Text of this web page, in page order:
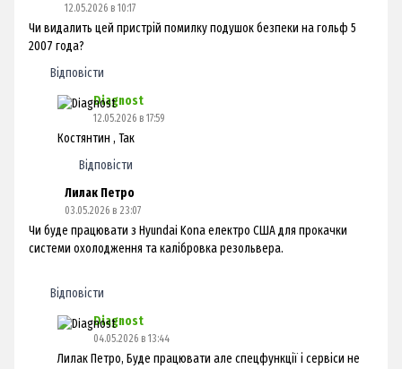
12.05.2026 в 10:17
Чи видалить цей пристрій помилку подушок безпеки на гольф 5
2007 года?
Відповісти
Diagnost
12.05.2026 в 17:59
Костянтин , Так
Відповісти
Лилак Петро
03.05.2026 в 23:07
Чи буде працювати з Hyundai Kona електро США для прокачки
системи охолодження та калібровка резольвера.
Відповісти
Diagnost
04.05.2026 в 13:44
Лилак Петро, Буде працювати але спецфункції і сервіси не